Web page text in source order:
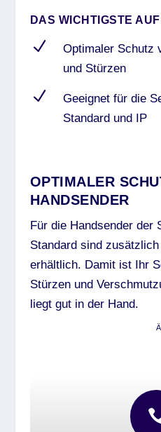
DAS WICHTIGSTE
N
Optimaler Schutz
und Stürzen
N
Geeignet für die
Standard und IP
OPTIMALER
HANDSENDER
Für die Handsender der
Standard sind
erhältlich. Damit ist Ihr
Stürzen und
liegt gut in der Hand.